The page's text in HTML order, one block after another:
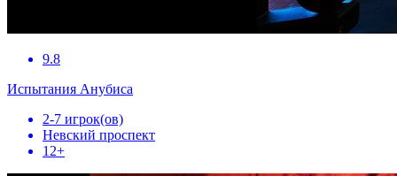
9.8
Испытания Анубиса
2-7 игрок(ов)
Невский проспект
12+